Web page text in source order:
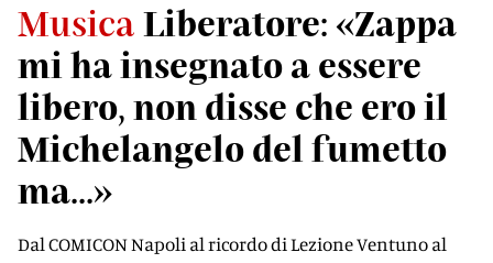
Musica Liberatore: «Zappa
mi ha insegnato a essere
libero, non disse che ero il
Michelangelo del fumetto
ma...»
Dal COMICON Napoli al ricordo di Lezione Ventuno al